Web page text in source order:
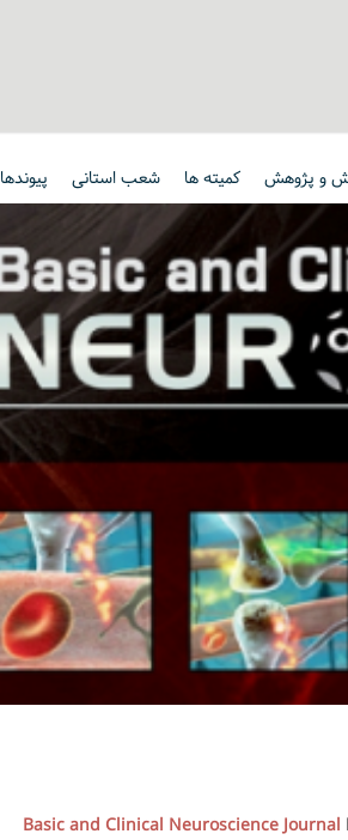
و پژوهش کمیته ها شعب استانی پیوندها
Basic and Clinical Neuroscience Journal